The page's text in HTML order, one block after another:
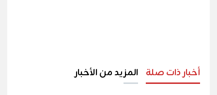
أخبار ذات صلة المزيد من الأخبار